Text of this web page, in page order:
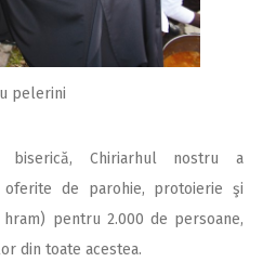
pelerini
Chiriarhul nostru a
oferite de parohie, protoierie şi
pentru 2.000 de persoane,
din toate acestea.